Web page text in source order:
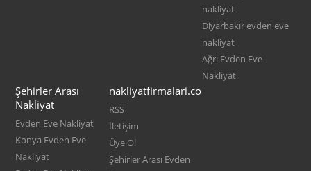
nakliyat
Diyarbakır evden eve
nakliyat
Ağrı Evden Eve
Nakliyat
Şehirler Arası
Nakliyat
Evden Eve Nakliyat
Konya Evden Eve
Nakliyat
nakliyatfirmalari.co
RSS
İletişim
Üye Ol
Şehirler Arası Evden